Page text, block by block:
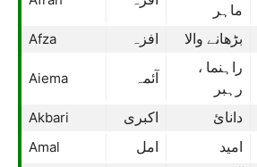
ماہر
Afza افزہ بڑھانے والا
Aiema آئمہ
راہنما ،
رہبر
Akbari اکبری دانائ
Amal
امل امید